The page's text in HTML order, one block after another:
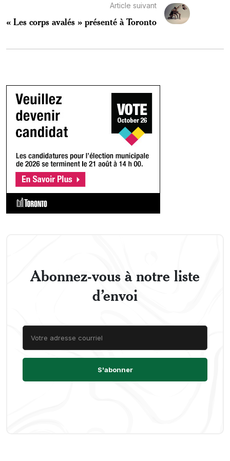
Article suivant
« Les corps avalés » présenté à Toronto
Abonnez-vous à notre liste
d’envoi